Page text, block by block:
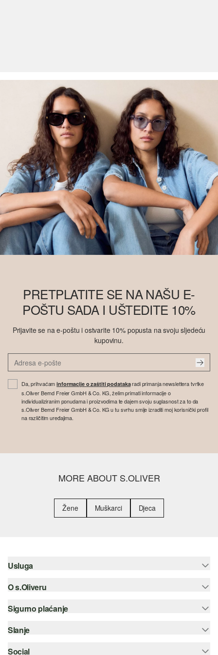
PRETPLATITE SE NA NAŠU E-
POŠTU SADA I UŠTEDITE 10%
Prijavite se na e-poštu i ostvarite 10% popusta na svoju sljedeću
kupovinu.
Da, prihvaćaminformacije o zaštiti podatakaradi primanja newslettera tvrtke
s.Oliver Bernd Freier GmbH & Co. KG, želim primati informacije o
individualiziranim ponudama i proizvodima te dajem svoju suglasnost za to da
s.Oliver Bernd Freier GmbH & Co. KG u tu svrhu smije izraditi moj korisnički profil
na različitim uređajima.
MORE ABOUT S.OLIVER
Žene Muškarci Djeca
Usluga
Pomoć i česta pitanja
Savjetovanje o veličinama
Odjeća
O s.Oliveru
Newsletter
s.Oliver Group
Sigurno plaćanje
Kreditna kartica
PayPal
Slanje
Hrvatska pošta
Social